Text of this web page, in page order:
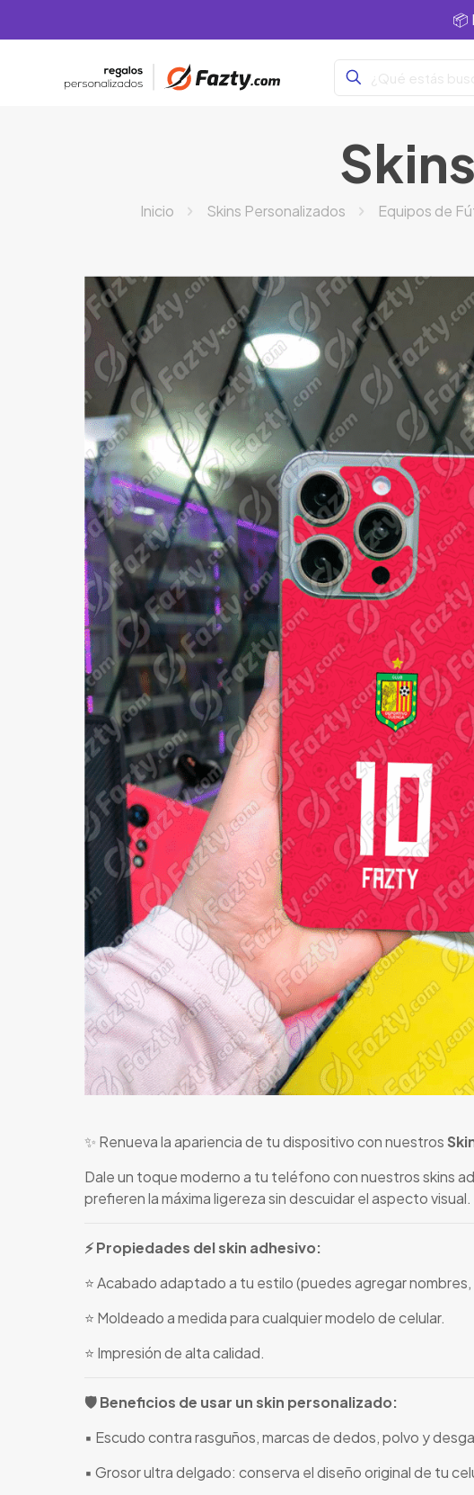
📦
Inicio Skins Personalizados Equipos de
✨ Renueva la apariencia de tu dispositivo con nuestros
Dale un toque moderno a tu teléfono con nuestros skins
prefieren la máxima ligereza sin descuidar el aspecto visual.
⚡ Propiedades del skin adhesivo:
⭐ Acabado adaptado a tu estilo (puedes agregar
⭐ Moldeado a medida para cualquier modelo de celular.
⭐ Impresión de alta calidad.
🛡️ Beneficios de usar un skin personalizado:
▪️ Escudo contra rasguños, marcas de dedos, polvo y
▪️ Grosor ultra delgado: conserva el diseño original de tu